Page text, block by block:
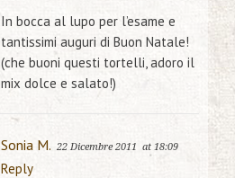
In bocca al lupo per l’esame e
tantissimi auguri di Buon Natale!
(che buoni questi tortelli, adoro il
mix dolce e salato!)
Sonia M. 22 Dicembre 2011 at 18:09
Reply